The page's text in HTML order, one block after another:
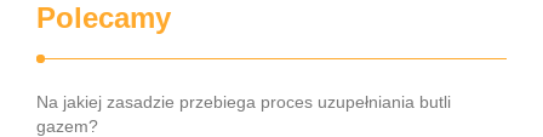
Polecamy
Na jakiej zasadzie przebiega proces uzupełniania butli
gazem?